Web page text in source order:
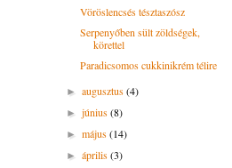
Vöröslencsés tésztaszósz
Serpenyőben sült zöldségek,
körettel
Paradicsomos cukkinikrém télire
►augusztus(4)
►június(8)
►május(14)
►április(3)